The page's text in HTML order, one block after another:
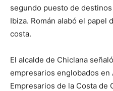
segundo puesto de
Ibiza. Román alabó el papel
costa.
El alcalde de Chiclana
empresarios englobados en
Empresarios de la Costa de